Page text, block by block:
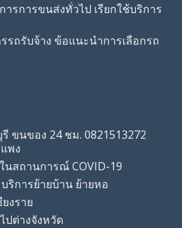
รการขนส่งทั่วไป เรียกใช้บริการ
รถรับจ้าง ข้อแนะนำการเลือกรถ
ขนของ 24 ชม. 0821513272
พง
นสถานการณ์ COVID-19
ริการย้ายบ้าน ย้ายหอ
งราย
ปต่างจังหวัด